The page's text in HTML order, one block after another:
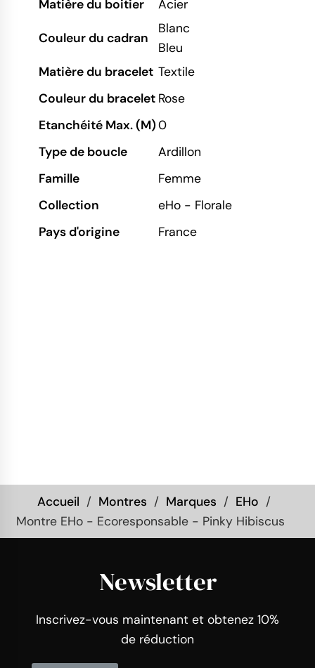
Matière du boitier Acier
Couleur du cadran
Blanc
Bleu
Matière du bracelet Textile
Couleur du bracelet Rose
Etanchéité Max. (M)0
Type de boucle
Ardillon
Famille
Femme
Collection
eHo - Florale
Pays d'origine
France
Accueil Montres Marques
EHo
Montre EHo - Ecoresponsable - Pinky Hibiscus
Newsletter
Inscrivez-vous maintenant et obtenez 10%
de réduction